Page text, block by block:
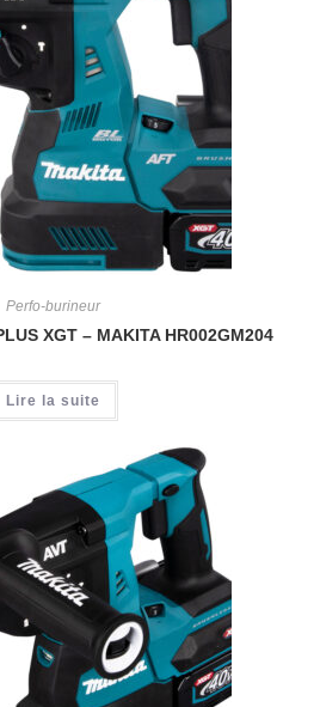
Perfo-burineur
XGT – MAKITA HR002GM204
Lire la suite